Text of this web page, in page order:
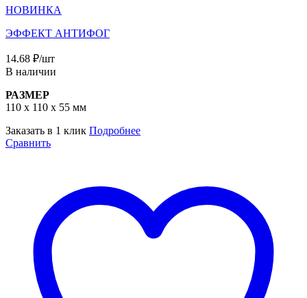
НОВИНКА
ЭФФЕКТ АНТИФОГ
14.68 ₽/шт
В наличии
РАЗМЕР
110 x 110 x 55 мм
Заказать в 1 клик Подробнее
Сравнить